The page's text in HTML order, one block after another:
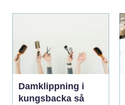
Damklippning i
kungsbacka så